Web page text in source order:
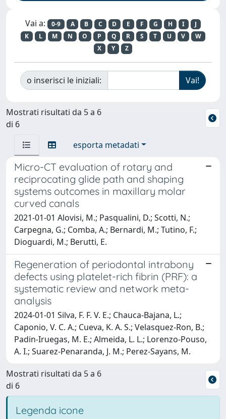
Vai a: 0-9 A B C D E F G H I
J
K
L M N O P Q R S T U V
W
X
Y Z
o inserisci le iniziali:
Mostrati risultati da 5 a 6
di 6
esporta metadati
Micro-CT evaluation of rotary and
reciprocating glide path and shaping
systems outcomes in maxillary molar
curved canals
2021-01-01 Alovisi, M.; Pasqualini, D.; Scotti, N.;
Carpegna, G.; Comba, A.; Bernardi, M.; Tutino, F.;
Dioguardi, M.; Berutti, E.
Regeneration of periodontal intrabony
defects using platelet-rich fibrin (PRF): a
systematic review and network meta-
analysis
2024-01-01 Silva, F. F. V. E.; Chauca-Bajana, L.;
Caponio, V. C. A.; Cueva, K. A. S.; Velasquez-Ron, B.;
Padin-Iruegas, M. E.; Almeida, L. L.; Lorenzo-Pouso,
A. I.; Suarez-Penaranda, J. M.; Perez-Sayans, M.
Mostrati risultati da 5 a 6
di 6
Legenda icone